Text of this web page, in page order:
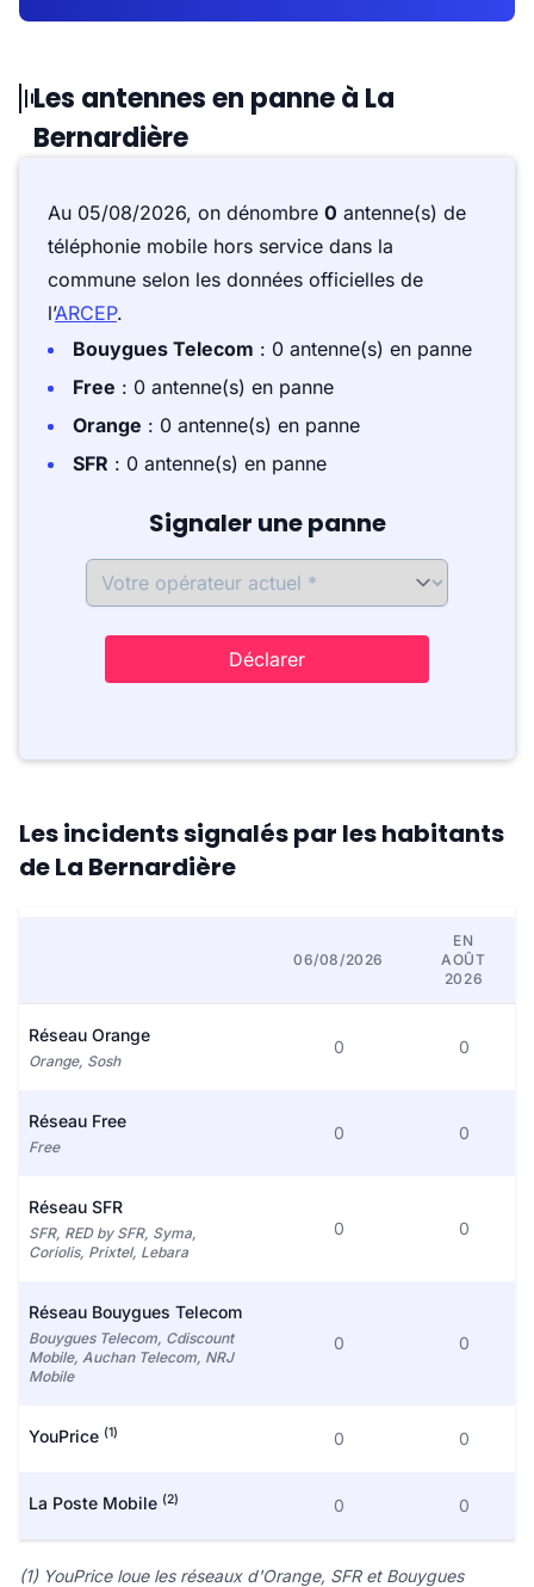
Les antennes en panne à La
Bernardière
Au 05/08/2026, on dénombre 0 antenne(s) de
téléphonie mobile hors service dans la
commune selon les données officielles de
l’ARCEP.
Bouygues Telecom : 0 antenne(s) en panne
Free : 0 antenne(s) en panne
Orange : 0 antenne(s) en panne
SFR : 0 antenne(s) en panne
Signaler une panne
Déclarer
Les incidents signalés par les habitants
de La Bernardière
06/08/2026
EN
AOÛT
2026
Réseau Orange
Orange, Sosh
0 0
Réseau Free
Free
0 0
Réseau SFR
SFR, RED by SFR, Syma,
Coriolis, Prixtel, Lebara
0 0
Réseau Bouygues Telecom
Bouygues Telecom, Cdiscount
Mobile, Auchan Telecom, NRJ
Mobile
0 0
YouPrice (1) 0 0
La Poste Mobile (2) 0 0
(1) YouPrice loue les réseaux d'Orange, SFR et Bouygues